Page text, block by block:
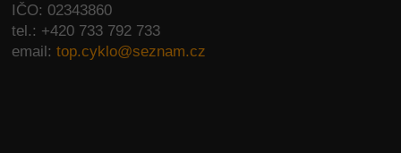
IČO: 02343860
tel.: +420 733 792 733
email:top.cyklo@seznam.cz